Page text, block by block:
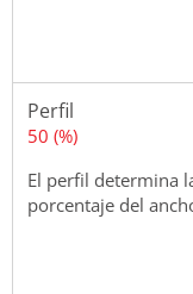
Perfil
50 (%)
El perfil determina
porcentaje del